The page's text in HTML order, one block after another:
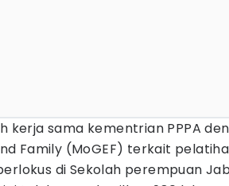
kerja sama kementrian PPPA
Family (MoGEF) terkait
di Sekolah perempuan